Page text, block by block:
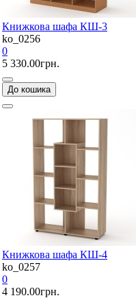
Книжкова шафа КШ-3
ko_0256
0
5 330.00грн.
До кошика
Книжкова шафа КШ-4
ko_0257
0
4 190.00грн.